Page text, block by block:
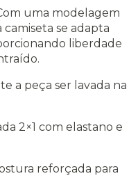
uma modelagem
se adapta
liberdade
a peça ser lavada na
2×1 com elastano e
reforçada para